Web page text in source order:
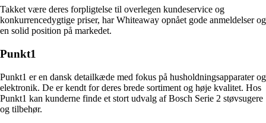
Takket være deres forpligtelse til overlegen kundeservice og
konkurrencedygtige priser, har Whiteaway opnået gode anmeldelser og
en solid position på markedet.
Punkt1
Punkt1 er en dansk detailkæde med fokus på husholdningsapparater og
elektronik. De er kendt for deres brede sortiment og høje kvalitet. Hos
Punkt1 kan kunderne finde et stort udvalg af Bosch Serie 2 støvsugere
og tilbehør.